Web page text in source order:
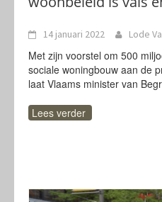
14 januari 2022 Lode
Met zijn voorstel om 500
sociale woningbouw aan de
laat Vlaams minister van
Lees verder